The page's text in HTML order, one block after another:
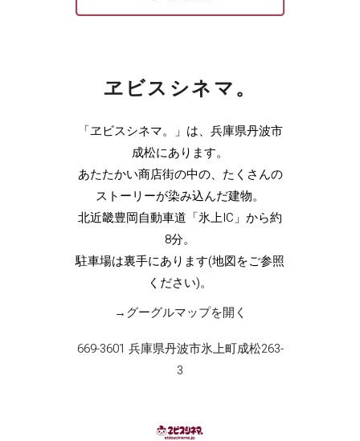
ヱビスシネマ。
「ヱビスシネマ。」は、兵庫県丹波市
成松にあります。
あたたかい商店街の中の、たくさんの
ストーリーが染み込んだ建物。
北近畿豊岡自動車道「氷上IC」から約
8分。
駐車場は裏手にあります(地図をご参照
ください)。
→グーグルマップを開く
669-3601 兵庫県丹波市氷上町成松263-
3